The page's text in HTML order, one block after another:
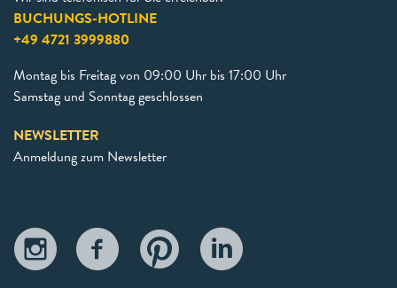
BUCHUNGS-HOTLINE
+49 4721 3999880
Montag bis Freitag von 09:00 Uhr bis 17:00 Uhr
Samstag und Sonntag geschlossen
NEWSLETTER
Anmeldung zum Newsletter